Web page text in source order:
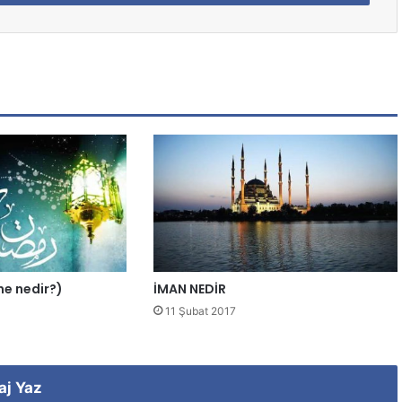
nedir?) İMAN NEDİR
11 Şubat 2017
Yaz